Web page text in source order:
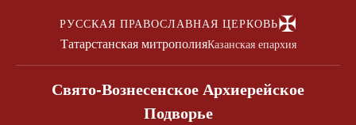
РУССКАЯ ПРАВОСЛАВНАЯ ЦЕРКОВЬ✠
Татарстанская митрополияКазанская епархия
Свято-Вознесенское Архиерейское
Подворье